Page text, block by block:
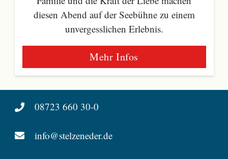
diesen Abend auf der Seebühne zu einem
unvergesslichen Erlebnis.
Mehr Infos
08723 660 30-0
info@stelzeneder.de